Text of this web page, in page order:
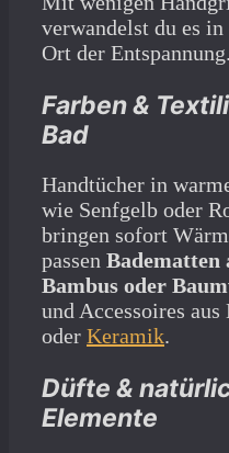
verwandelst du es in
Ort der Entspannung.
Farben &
Bad
Handtücher in
wie Senfgelb oder
bringen sofort
passen Badematten
Bambus oder
und Accessoires aus
oder Keramik.
Düfte &
Elemente